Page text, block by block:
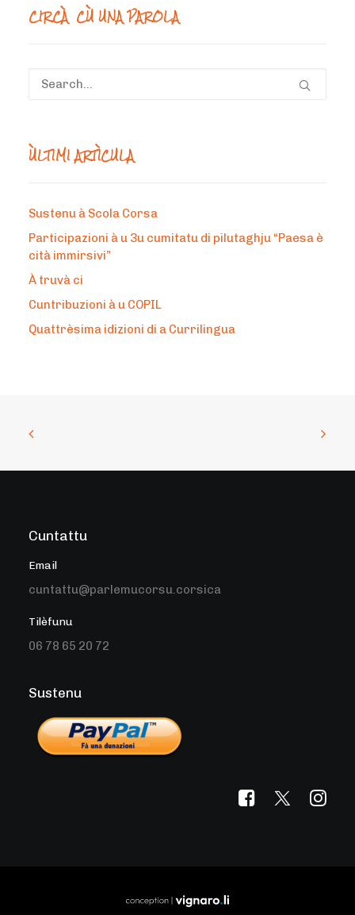
CIRCÀ CÙ UNA PAROLA
ÙLTIMI ARTÌCULA
Sustenu à Scola Corsa
Participazioni à u 3u cumitatu di pilutaghju “Paesa è
cità immirsivi”
À truvà ci
Cuntribuzioni à u COPIL
Quattrèsima idizioni di a Currilingua
Cuntattu
Email
cuntattu@parlemucorsu.corsica
Tilèfunu
06 78 65 20 72
Sustenu